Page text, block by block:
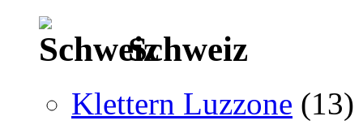
Schweiz
Klettern Luzzone (13)